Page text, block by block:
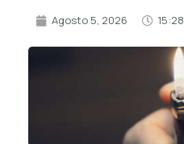
Agosto 5, 2026 15:28